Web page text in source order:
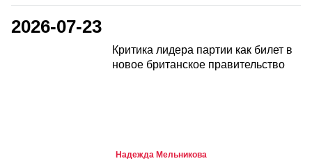
2026-07-23
Критика лидера партии как билет в
новое британское правительство
Надежда Мельникова